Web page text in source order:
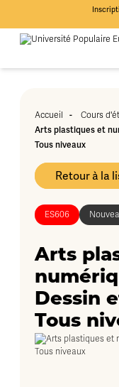
Accueil - Cours
Arts plastiques et
Tous niveaux
Retour à la
ES606
Arts
Dessin
Tous